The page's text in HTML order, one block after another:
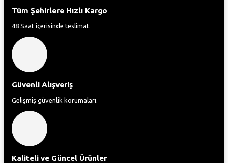
Tüm Şehirlere Hızlı Kargo
48 Saat içerisinde teslimat.
Güvenli Alışveriş
Gelişmiş güvenlik korumaları.
Kaliteli ve Güncel Ürünler